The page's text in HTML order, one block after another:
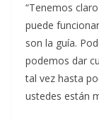
“Tenemos
puede
son la guía.
podemos dar
tal vez hasta
ustedes están